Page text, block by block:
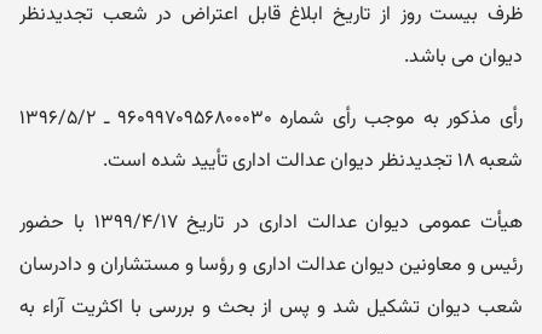
ظرف بیست روز از تاریخ ابلاغ قابل اعتراض در شعب تجدیدنظر
دیوان می ‌باشد.
رأی مذکور به موجب رأی شماره ۹۶۰۹۹۷۰۹۵۶۸۰۰۰۳۰ ـ ۱۳۹۶/۵/۲
شعبه ۱۸ تجدیدنظر دیوان عدالت اداری تأیید شده است.
هیأت عمومی دیوان عدالت اداری در تاریخ ۱۳۹۹/۴/۱۷ با حضور
رئیس و معاونین دیوان عدالت اداری و رؤسا و مستشاران و دادرسان
شعب دیوان تشکیل شد و پس از بحث و بررسی با اکثریت آراء به